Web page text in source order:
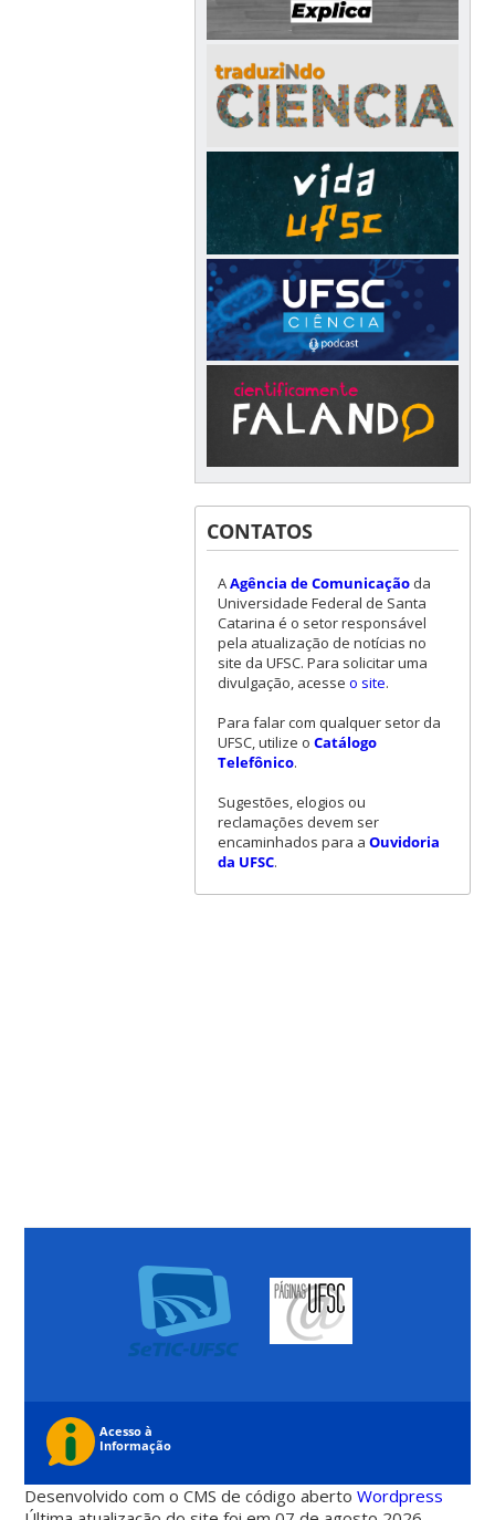
CONTATOS
AAgência de Comunicaçãoda
Universidade Federal de Santa
Catarina é o setor responsável
pela atualização de notícias no
site da UFSC. Para solicitar uma
divulgação, acesse o site.
Para falar com qualquer setor da
UFSC, utilize o Catálogo
Telefônico.
Sugestões, elogios ou
reclamações devem ser
encaminhados para a Ouvidoria
da UFSC.
Desenvolvido com o CMS de código abertoWordpress